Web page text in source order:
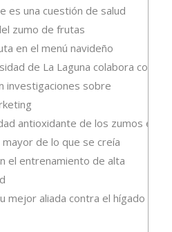
es una cuestión de salud
zumo de frutas
en el menú navideño
de La Laguna colabora con
investigaciones sobre
antioxidante de los zumos es
de lo que se creía
el entrenamiento de alta
mejor aliada contra el hígado